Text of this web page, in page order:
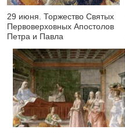
29 июня. Торжество Святых
Первоверховных Апостолов
Петра и Павла